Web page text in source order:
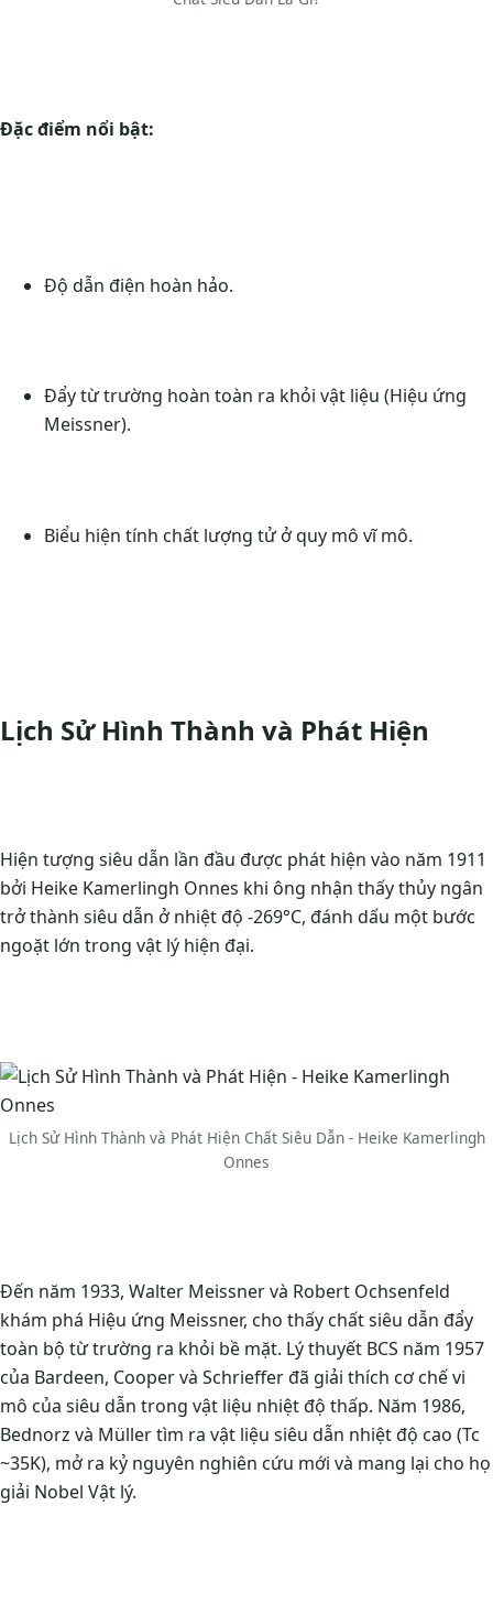
Đặc điểm nổi bật:
Độ dẫn điện hoàn hảo.
Đẩy từ trường hoàn toàn ra khỏi vật liệu (Hiệu ứng
Meissner).
Biểu hiện tính chất lượng tử ở quy mô vĩ mô.
Lịch Sử Hình Thành và Phát Hiện
Hiện tượng siêu dẫn lần đầu được phát hiện vào năm 1911
bởi Heike Kamerlingh Onnes khi ông nhận thấy thủy ngân
trở thành siêu dẫn ở nhiệt độ -269°C, đánh dấu một bước
ngoặt lớn trong vật lý hiện đại.
Lịch Sử Hình Thành và Phát Hiện Chất Siêu Dẫn - Heike Kamerlingh
Onnes
Đến năm 1933, Walter Meissner và Robert Ochsenfeld
khám phá Hiệu ứng Meissner, cho thấy chất siêu dẫn đẩy
toàn bộ từ trường ra khỏi bề mặt. Lý thuyết BCS năm 1957
của Bardeen, Cooper và Schrieffer đã giải thích cơ chế vi
mô của siêu dẫn trong vật liệu nhiệt độ thấp. Năm 1986,
Bednorz và Müller tìm ra vật liệu siêu dẫn nhiệt độ cao (Tc
~35K), mở ra kỷ nguyên nghiên cứu mới và mang lại cho họ
giải Nobel Vật lý.